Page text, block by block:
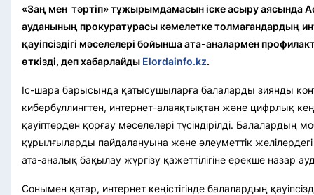
«Заң мен тәртіп» тұжырымдамасын іске асыру аясында
ауданының прокуратурасы кәмелетке толмағандардың
қауіпсіздігі мәселелері бойынша ата-аналармен
өткізді, деп хабарлайды Elordainfo.kz.
Іс-шара барысында қатысушыларға балаларды зиянды
кибербуллингтен, интернет-алаяқтықтан және цифрлық
қауіптерден қорғау мәселелері түсіндірілді. Балалардың
құрылғыларды пайдалануына және әлеуметтік желілердегі
ата-аналық бақылау жүргізу қажеттілігіне ерекше назар
Сонымен қатар, интернет кеңістігінде балалардың